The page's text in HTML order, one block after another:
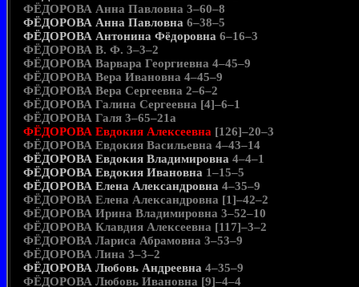
ФЁДОРОВА Анна Павловна 3–60–8
ФЁДОРОВА Анна Павловна 6–38–5
ФЁДОРОВА Антонина Фёдоровна 6–16–3
ФЁДОРОВА В. Ф. 3–3–2
ФЁДОРОВА Варвара Георгиевна 4–45–9
ФЁДОРОВА Вера Ивановна 4–45–9
ФЁДОРОВА Вера Сергеевна 2–6–2
ФЁДОРОВА Галина Сергеевна [4]–6–1
ФЁДОРОВА Галя 3–65–21а
ФЁДОРОВА Евдокия Алексеевна [126]–20–3
ФЁДОРОВА Евдокия Васильевна 4–43–14
ФЁДОРОВА Евдокия Владимировна 4–4–1
ФЁДОРОВА Евдокия Ивановна 1–15–5
ФЁДОРОВА Елена Александровна 4–35–9
ФЁДОРОВА Елена Александровна [1]–42–2
ФЁДОРОВА Ирина Владимировна 3–52–10
ФЁДОРОВА Клавдия Алексеевна [117]–3–2
ФЁДОРОВА Лариса Абрамовна 3–53–9
ФЁДОРОВА Лина 3–3–2
ФЁДОРОВА Любовь Андреевна 4–35–9
ФЁДОРОВА Любовь Ивановна [9]–4–4